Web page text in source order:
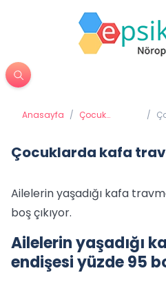
Anasayfa / Çocuk
/
Çocuklarda kafa
Ailelerin yaşadığı kafa
boş çıkıyor.
Ailelerin yaşadığı
endişesi yüzde 95